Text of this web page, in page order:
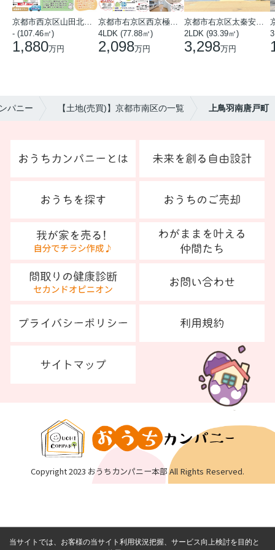
- (107.46㎡)
1,880万円
4LDK (77.88㎡)
2,098万円
2LDK (93.39㎡)
3,298万円
パニー 【土地(売買)】京都市南区の一覧 上鳥羽南唐戸町
Copyright 2023 おうちカンパニー本部 All Rights Reserved.
当サイトでは、お客様の当サイト利用状況把握、サービス向上検討を目的と